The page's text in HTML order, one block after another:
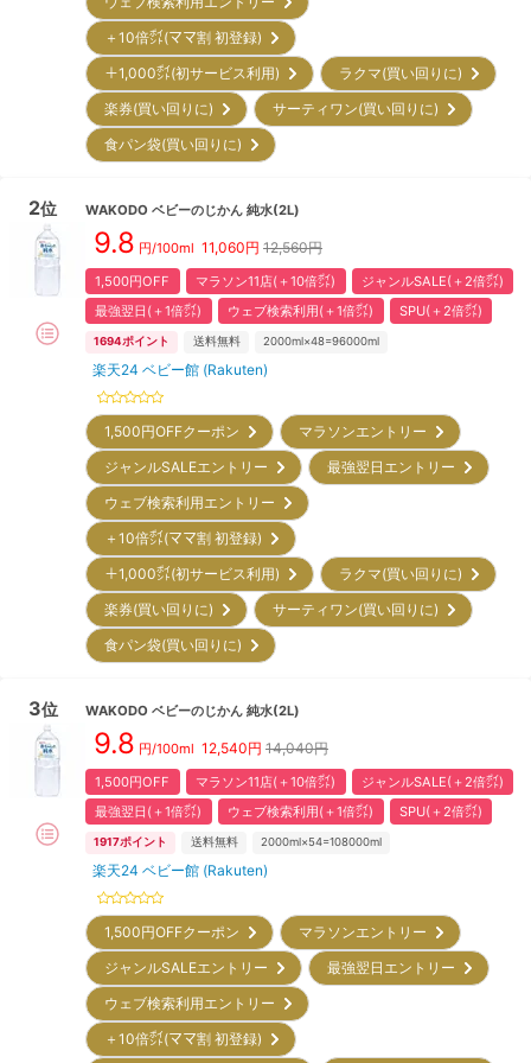
＋10倍㌽(ママ割 初登録)
＋1,000㌽(初サービス利用)
ラクマ(買い回りに)
楽券(買い回りに)
サーティワン(買い回りに)
食パン袋(買い回りに)
2位 WAKODO ベビーのじかん 純水(2L)
9.8 円/100ml 11,060円 12,560円
1,500円OFF マラソン11店(＋10倍㌽)
ジャンルSALE(＋2倍㌽)
最強翌日(＋1倍㌽)
ウェブ検索利用(＋1倍㌽) SPU(＋2倍㌽)
1694ポイント 送料無料 2000ml×48=96000ml
楽天24 ベビー館 (Rakuten)
1,500円OFFクーポン
マラソンエントリー
ジャンルSALEエントリー
最強翌日エントリー
ウェブ検索利用エントリー
＋10倍㌽(ママ割 初登録)
＋1,000㌽(初サービス利用)
ラクマ(買い回りに)
楽券(買い回りに)
サーティワン(買い回りに)
食パン袋(買い回りに)
3位 WAKODO ベビーのじかん 純水(2L)
9.8 円/100ml 12,540円 14,040円
1,500円OFF マラソン11店(＋10倍㌽)
ジャンルSALE(＋2倍㌽)
最強翌日(＋1倍㌽)
ウェブ検索利用(＋1倍㌽) SPU(＋2倍㌽)
1917ポイント 送料無料 2000ml×54=108000ml
楽天24 ベビー館 (Rakuten)
1,500円OFFクーポン
マラソンエントリー
ジャンルSALEエントリー
最強翌日エントリー
ウェブ検索利用エントリー
＋10倍㌽(ママ割 初登録)